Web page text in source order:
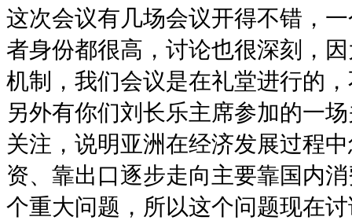
这次会议有几场会议开得不错，
者身份都很高，讨论也很深刻，
机制，我们会议是在礼堂进行的
另外有你们刘长乐主席参加的一
关注，说明亚洲在经济发展过程
资、靠出口逐步走向主要靠国内
个重大问题，所以这个问题现在